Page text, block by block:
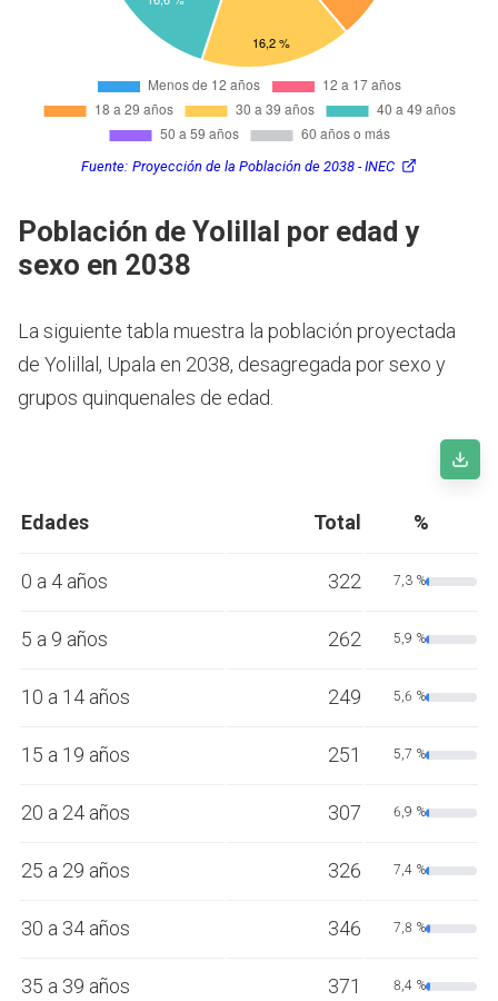
Fuente: Proyección de la Población de 2038 - INEC
Población de Yolillal por edad y
sexo en 2038
La siguiente tabla muestra la población proyectada
de Yolillal, Upala en 2038, desagregada por sexo y
grupos quinquenales de edad.
Edades Total %
0 a 4 años 322 7,3 %
5 a 9 años 262 5,9 %
10 a 14 años 249 5,6 %
15 a 19 años 251 5,7 %
20 a 24 años 307 6,9 %
25 a 29 años 326 7,4 %
30 a 34 años 346 7,8 %
35 a 39 años 371 8,4 %